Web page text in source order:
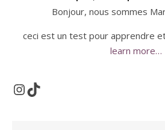
Bonjour, nous sommes
ceci est un test pour apprendre
learn more…
Instagram
TikTok